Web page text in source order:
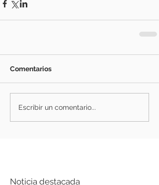
Comentarios
Escribir un comentario...
Noticia destacada